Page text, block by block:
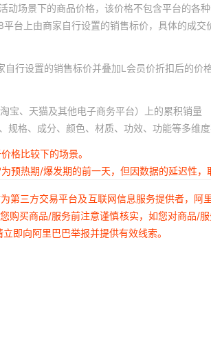
动场景下的商品价格，该价格不包含平台的各
台上由商家自行设置的销售标价，具体的成交
行设置的销售标价并叠加L会员价折扣后的价
宝、天猫及其他电子商务平台）上的累积销量
规格、成分、颜色、材质、功效、功能等多维
格比较下的场景。
预热期/爆发期的前一天，但因数据的延迟性
第三方交易平台及互联网信息服务提供者，
购买商品/服务前注意谨慎核实，如您对商品/
即向阿里巴巴举报并提供有效线索。